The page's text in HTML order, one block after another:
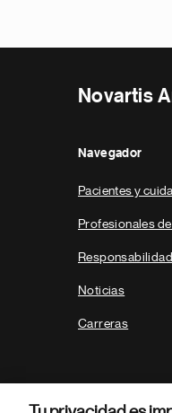
Novartis
Navegador
Pacientes y
Profesionales
Noticias
Carreras